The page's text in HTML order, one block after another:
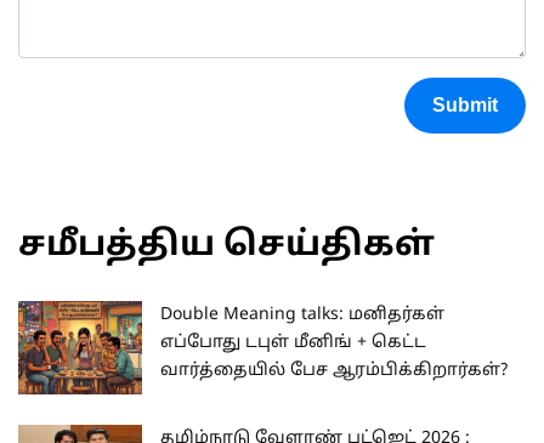
Submit
சமீபத்திய செய்திகள்
Double Meaning talks: மனிதர்கள்
எப்போது டபுள் மீனிங் + கெட்ட
வார்த்தையில் பேச ஆரம்பிக்கிறார்கள்?
தமிழ்நாடு வேளாண் பட்ஜெட் 2026 :